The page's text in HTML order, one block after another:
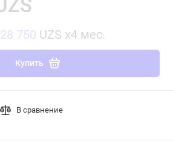
750 UZS x4 мес.
Купить
В сравнение